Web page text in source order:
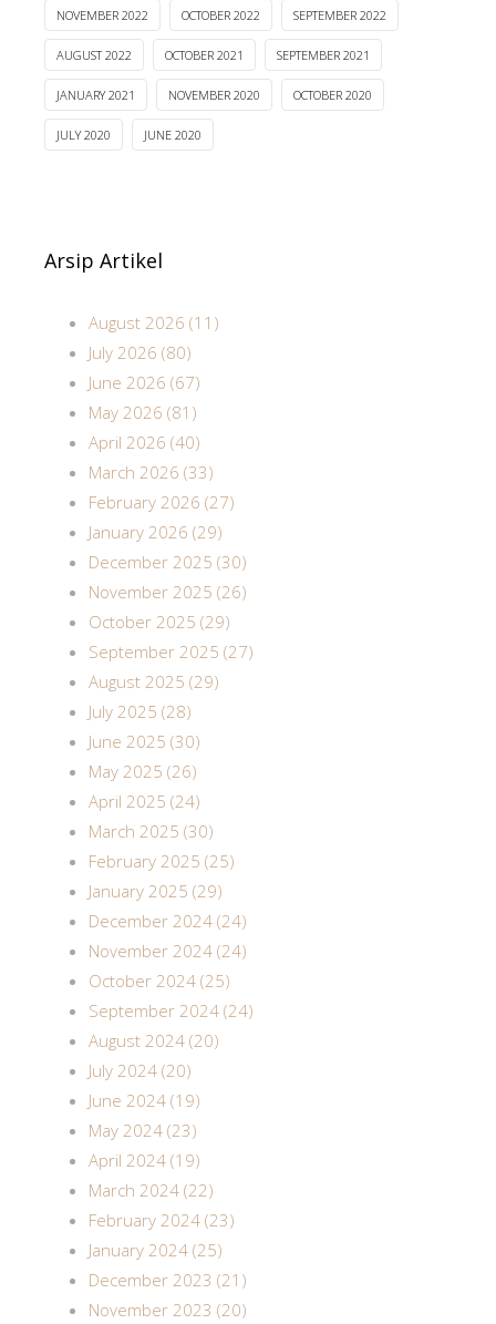
NOVEMBER 2022 OCTOBER 2022 SEPTEMBER 2022
AUGUST 2022 OCTOBER 2021 SEPTEMBER 2021
JANUARY 2021 NOVEMBER 2020 OCTOBER 2020
JULY 2020 JUNE 2020
Arsip Artikel
August 2026 (11)
July 2026 (80)
June 2026 (67)
May 2026 (81)
April 2026 (40)
March 2026 (33)
February 2026 (27)
January 2026 (29)
December 2025 (30)
November 2025 (26)
October 2025 (29)
September 2025 (27)
August 2025 (29)
July 2025 (28)
June 2025 (30)
May 2025 (26)
April 2025 (24)
March 2025 (30)
February 2025 (25)
January 2025 (29)
December 2024 (24)
November 2024 (24)
October 2024 (25)
September 2024 (24)
August 2024 (20)
July 2024 (20)
June 2024 (19)
May 2024 (23)
April 2024 (19)
March 2024 (22)
February 2024 (23)
January 2024 (25)
December 2023 (21)
November 2023 (20)